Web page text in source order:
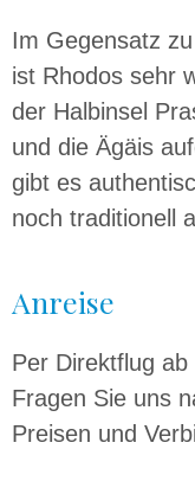
Im Gegensatz
ist Rhodos sehr
der Halbinsel
und die Ägäis
gibt es
noch traditionell
Anreise
Per Direktflug
Fragen Sie uns
Preisen und